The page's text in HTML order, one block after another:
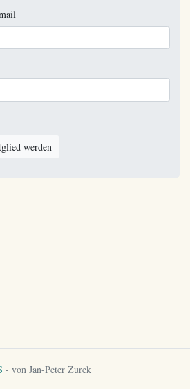
werden
- von Jan-Peter Zurek